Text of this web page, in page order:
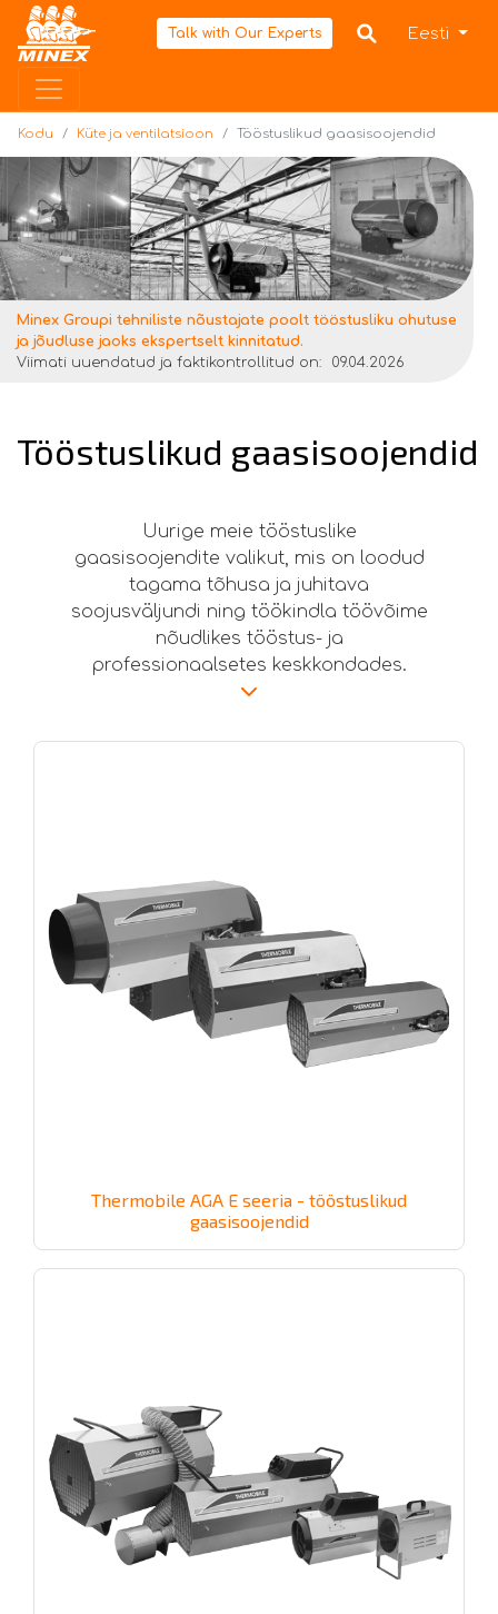
Talk with Our Experts Eesti
Kodu Küte ja ventilatsioon Tööstuslikud gaasisoojendid
Tööstuslikud gaasisoojendid
Minex Groupi tehniliste nõustajate poolt tööstusliku ohutuse
ja jõudluse jaoks ekspertselt kinnitatud.
Viimati uuendatud ja faktikontrollitud on:
09.04.2026
Uurige meie tööstuslike
gaasisoojendite valikut, mis on loodud
tagama tõhusa ja juhitava
soojusväljundi ning töökindla töövõime
nõudlikes tööstus- ja
Thermobile AGA E seeria - tööstuslikud
gaasisoojendid